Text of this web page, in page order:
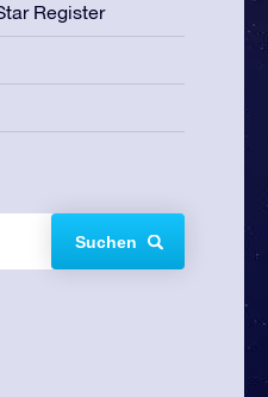
Register
Suchen